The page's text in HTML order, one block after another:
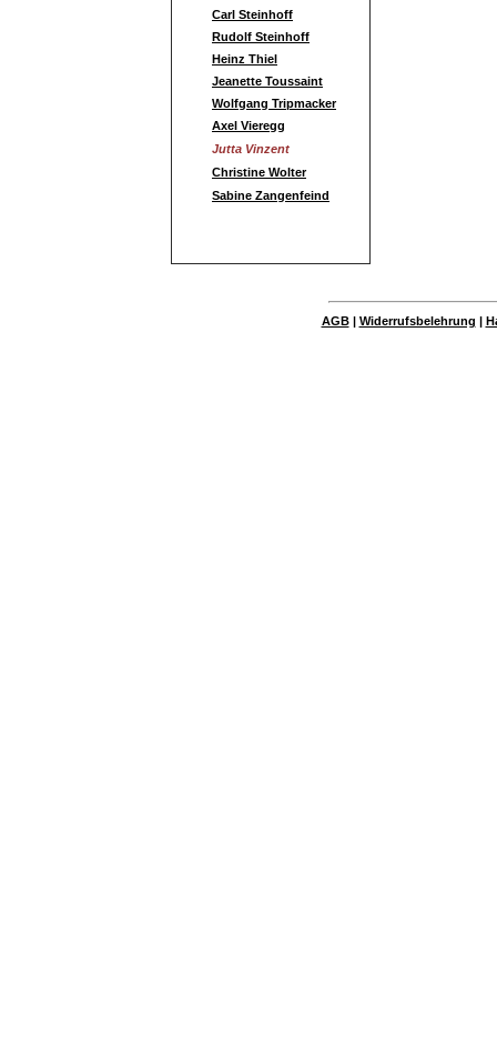
Carl Steinhoff
Rudolf Steinhoff
Heinz Thiel
Jeanette Toussaint
Wolfgang Tripmacker
Axel Vieregg
Jutta Vinzent
Christine Wolter
Sabine Zangenfeind
AGB| Widerrufsbelehrung